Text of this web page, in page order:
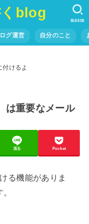
blog
グ運営 自分のこと
SEARCH
けるよ
は重要なメール
送る Pocket
る機能がありま